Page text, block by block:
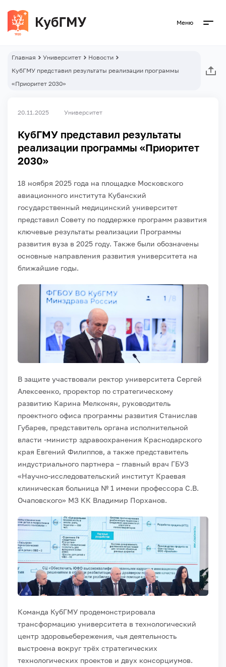
Меню
Главная Университет
Новости
КубГМУ представил результаты реализации программы
«Приоритет 2030»
20.11.2025 Университет
КубГМУ представил результаты
реализации программы «Приоритет
2030»
18 ноября 2025 года на площадке Московского
авиационного института Кубанский
государственный медицинский университет
представил Совету по поддержке программ развития
ключевые результаты реализации Программы
развития вуза в 2025 году. Также были обозначены
основные направления развития университета на
ближайшие годы.
В защите участвовали ректор университета Сергей
Алексеенко, проректор по стратегическому
развитию Карина Мелконян, руководитель
проектного офиса программы развития Станислав
Губарев, представитель органа исполнительной
власти -министр здравоохранения Краснодарского
края Евгений Филиппов, а также представитель
индустриального партнера – главный врач ГБУЗ
«Научно-исследовательский институт Краевая
клиническая больница № 1 имени профессора С.В.
Очаповского» МЗ КК Владимир Порханов.
Команда КубГМУ продемонстрировала
трансформацию университета в технологический
центр здоровьебережения, чья деятельность
выстроена вокруг трёх стратегических
технологических проектов и двух консорциумов.